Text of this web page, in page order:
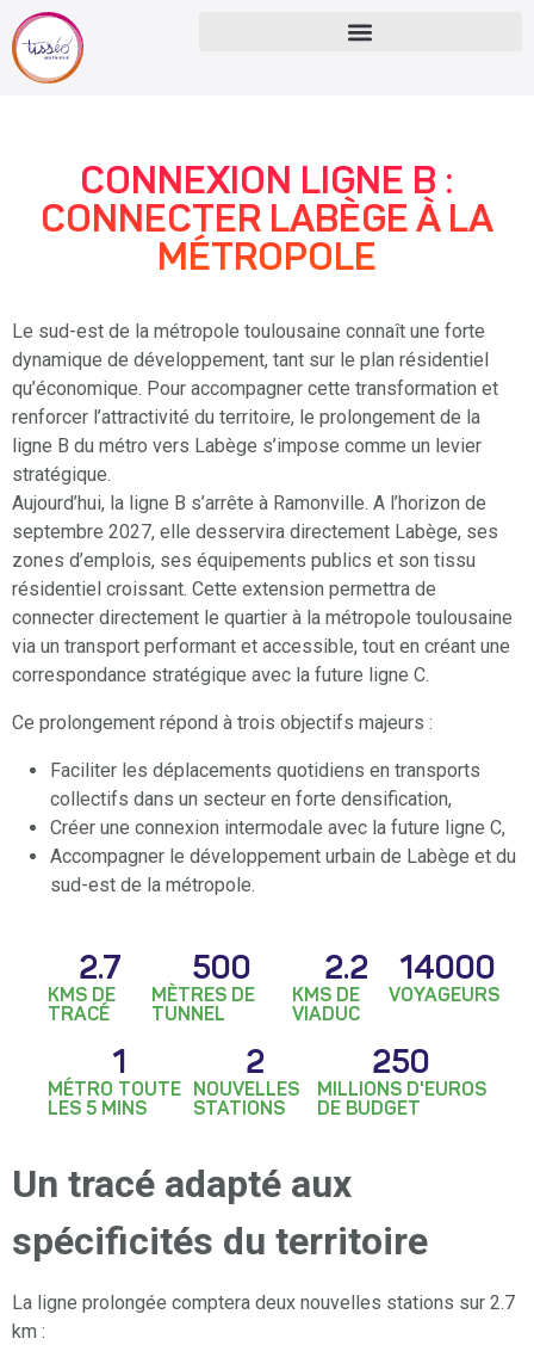
CONNEXION LIGNE B :
CONNECTER LABÈGE À LA
MÉTROPOLE
Le sud-est de la métropole toulousaine connaît une forte
dynamique de développement, tant sur le plan résidentiel
qu’économique. Pour accompagner cette transformation et
renforcer l’attractivité du territoire, le prolongement de la
ligne B du métro vers Labège s’impose comme un levier
stratégique.
Aujourd’hui, la ligne B s’arrête à Ramonville. A l’horizon de
septembre 2027, elle desservira directement Labège, ses
zones d’emplois, ses équipements publics et son tissu
résidentiel croissant. Cette extension permettra de
connecter directement le quartier à la métropole toulousaine
via un transport performant et accessible, tout en créant une
correspondance stratégique avec la future ligne C.
Ce prolongement répond à trois objectifs majeurs :
Faciliter les déplacements quotidiens en transports
collectifs dans un secteur en forte densification,
Créer une connexion intermodale avec la future ligne C,
Accompagner le développement urbain de Labège et du
sud-est de la métropole.
KMS DE
TRACÉ
2.7
MÈTRES DE
TUNNEL
500
KMS DE
VIADUC
2.2
VOYAGEURS
14000
MÉTRO TOUTE
LES 5 MINS
1
NOUVELLES
STATIONS
2
MILLIONS D'EUROS
DE BUDGET
250
Un tracé adapté aux
spécificités du territoire
La ligne prolongée comptera deux nouvelles stations sur 2.7
km :